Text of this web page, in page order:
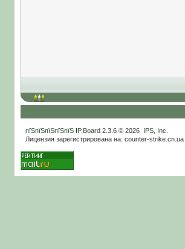
пїЅпїЅпїЅпїЅпїЅ IP.Board2.3.6 © 2026 IPS, Inc
Лицензия зарегистрирована на: counter-strike.cn.ua